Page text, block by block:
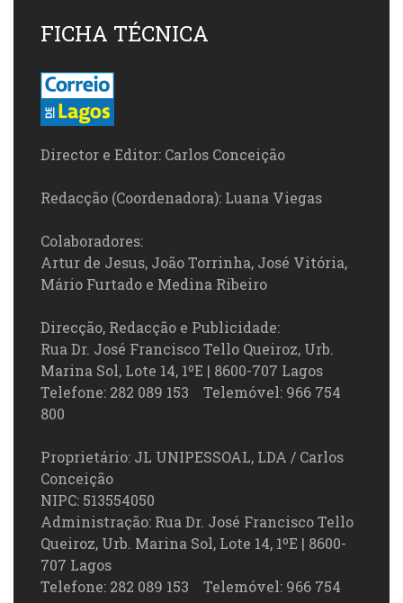
FICHA TÉCNICA
Director e Editor: Carlos Conceição
Redacção (Coordenadora): Luana Viegas
Colaboradores:
Artur de Jesus, João Torrinha, José Vitória,
Mário Furtado e Medina Ribeiro
Direcção, Redacção e Publicidade:
Rua Dr. José Francisco Tello Queiroz, Urb.
Marina Sol, Lote 14, 1ºE | 8600-707 Lagos
Telefone: 282 089 153 Telemóvel: 966 754
800
Proprietário: JL UNIPESSOAL, LDA / Carlos
Conceição
NIPC: 513554050
Administração: Rua Dr. José Francisco Tello
Queiroz, Urb. Marina Sol, Lote 14, 1ºE | 8600-
707 Lagos
Telefone: 282 089 153 Telemóvel: 966 754